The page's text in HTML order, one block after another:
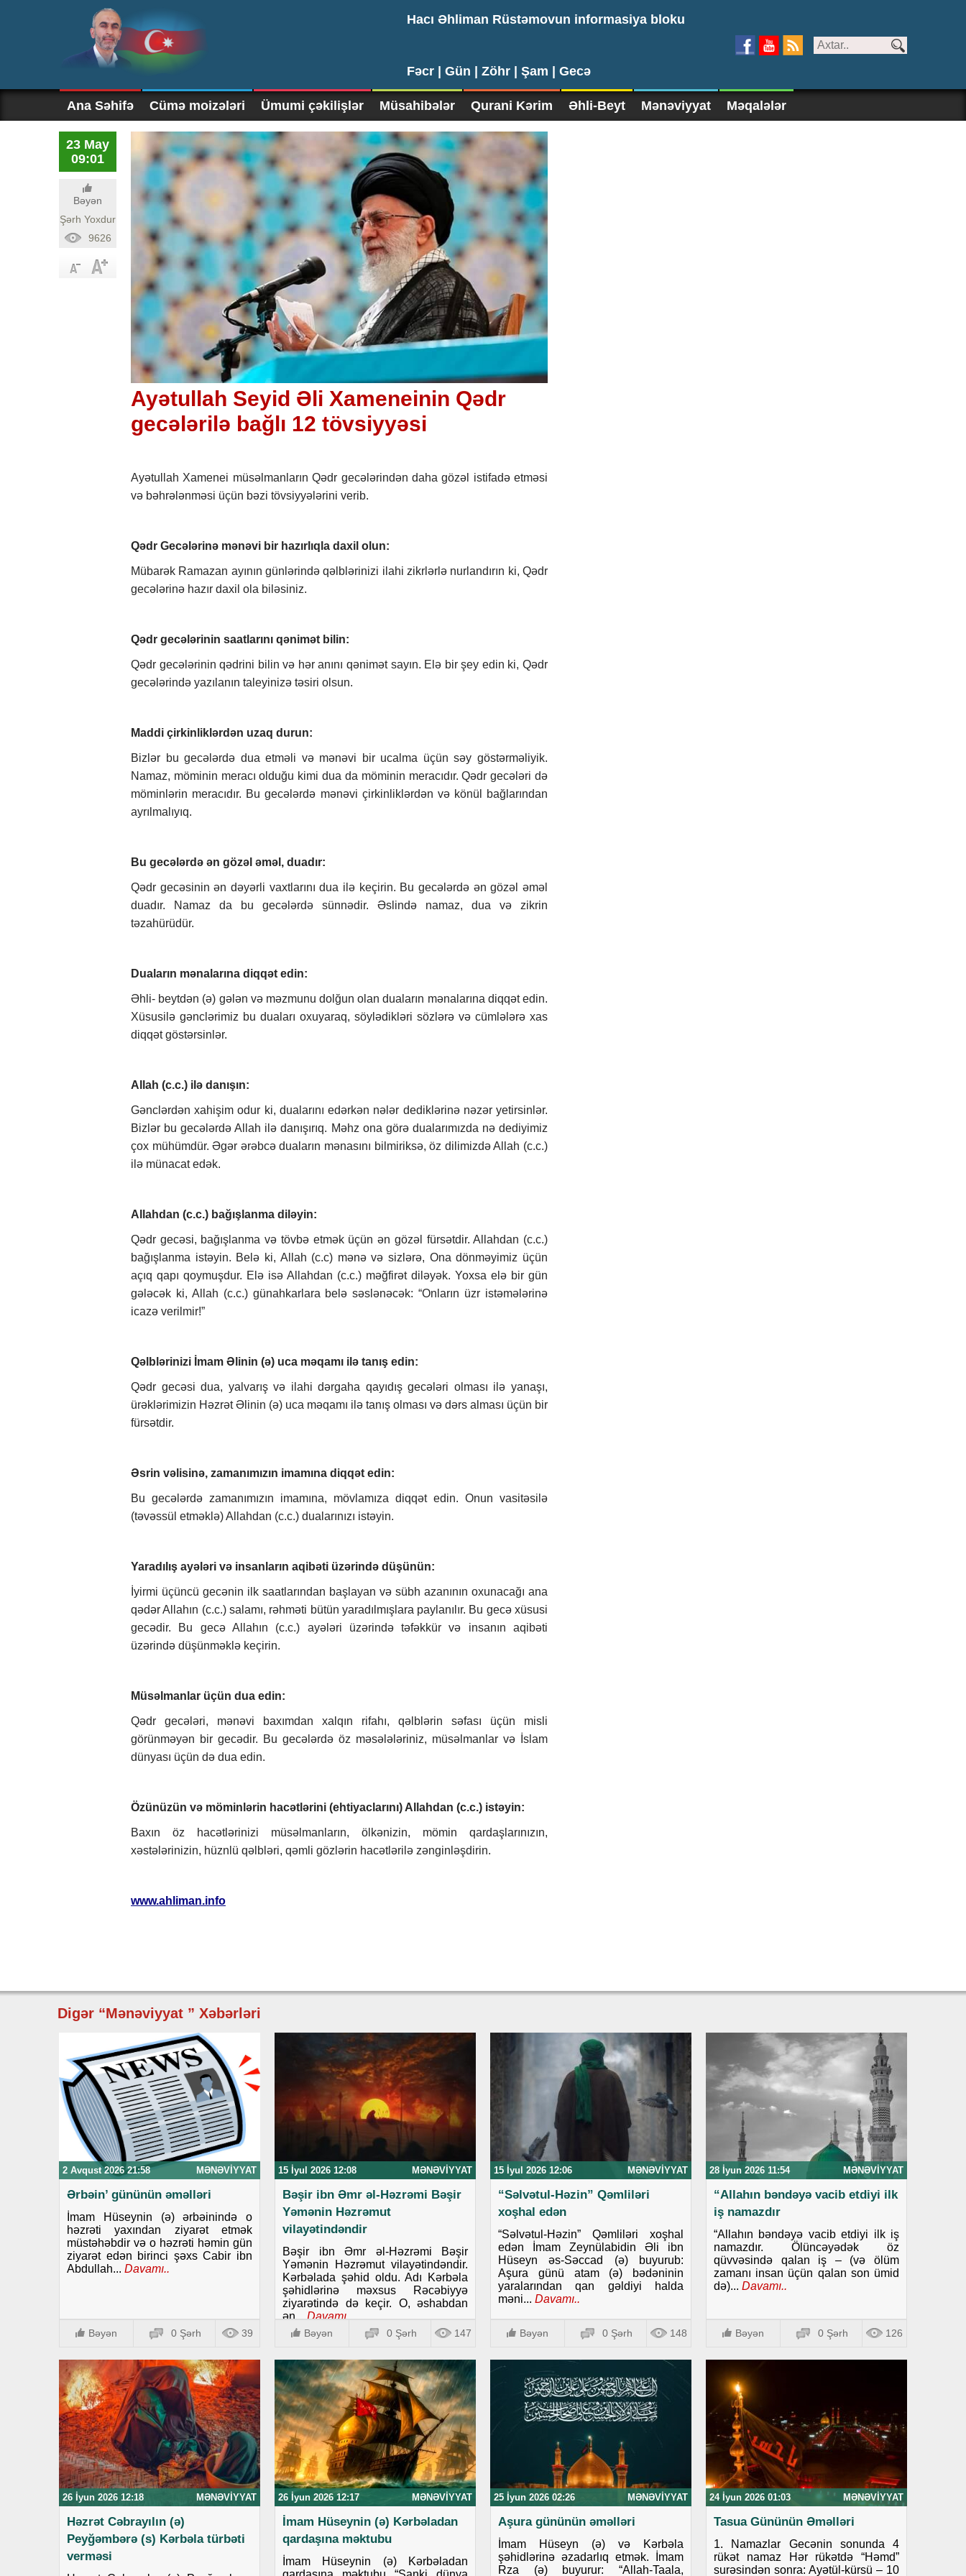
Hacı Əhliman Rüstəmovun informasiya bloku
Fəcr | Gün | Zöhr | Şam | Gecə
Ana Səhifə Cümə moizələri Ümumi çəkilişlər Müsahibələr Qurani Kərim Əhli-Beyt Mənəviyyat Məqalələr
23 May
09:01
Bəyən
Şərh Yoxdur
9626
Ayətullah Seyid Əli Xameneinin Qədr
gecələrilə bağlı 12 tövsiyyəsi
Ayətullah Xamenei müsəlmanların Qədr gecələrindən daha gözəl istifadə etməsi
və bəhrələnməsi üçün bəzi tövsiyyələrini verib.
Qədr Gecələrinə mənəvi bir hazırlıqla daxil olun:
Mübarək Ramazan ayının günlərində qəlblərinizi ilahi zikrlərlə nurlandırın ki, Qədr
gecələrinə hazır daxil ola biləsiniz.
Qədr gecələrinin saatlarını qənimət bilin:
Qədr gecələrinin qədrini bilin və hər anını qənimət sayın. Elə bir şey edin ki, Qədr
gecələrində yazılanın taleyinizə təsiri olsun.
Maddi çirkinliklərdən uzaq durun:
Bizlər bu gecələrdə dua etməli və mənəvi bir ucalma üçün səy göstərməliyik.
Namaz, möminin meracı olduğu kimi dua da möminin meracıdır. Qədr gecələri də
möminlərin meracıdır. Bu gecələrdə mənəvi çirkinliklərdən və könül bağlarından
ayrılmalıyıq.
Bu gecələrdə ən gözəl əməl, duadır:
Qədr gecəsinin ən dəyərli vaxtlarını dua ilə keçirin. Bu gecələrdə ən gözəl əməl
duadır. Namaz da bu gecələrdə sünnədir. Əslində namaz, dua və zikrin
təzahürüdür.
Duaların mənalarına diqqət edin:
Əhli- beytdən (ə) gələn və məzmunu dolğun olan duaların mənalarına diqqət edin.
Xüsusilə gənclərimiz bu duaları oxuyaraq, söylədikləri sözlərə və cümlələrə xas
diqqət göstərsinlər.
Allah (c.c.) ilə danışın:
Gənclərdən xahişim odur ki, dualarını edərkən nələr dediklərinə nəzər yetirsinlər.
Bizlər bu gecələrdə Allah ilə danışırıq. Məhz ona görə dualarımızda nə dediyimiz
çox mühümdür. Əgər ərəbcə duaların mənasını bilmiriksə, öz dilimizdə Allah (c.c.)
ilə münacat edək.
Allahdan (c.c.) bağışlanma diləyin:
Qədr gecəsi, bağışlanma və tövbə etmək üçün ən gözəl fürsətdir. Allahdan (c.c.)
bağışlanma istəyin. Belə ki, Allah (c.c) mənə və sizlərə, Ona dönməyimiz üçün
açıq qapı qoymuşdur. Elə isə Allahdan (c.c.) məğfirət diləyək. Yoxsa elə bir gün
gələcək ki, Allah (c.c.) günahkarlara belə səslənəcək: “Onların üzr istəmələrinə
icazə verilmir!”
Qəlblərinizi İmam Əlinin (ə) uca məqamı ilə tanış edin:
Qədr gecəsi dua, yalvarış və ilahi dərgaha qayıdış gecələri olması ilə yanaşı,
ürəklərimizin Həzrət Əlinin (ə) uca məqamı ilə tanış olması və dərs alması üçün bir
fürsətdir.
Əsrin vəlisinə, zamanımızın imamına diqqət edin:
Bu gecələrdə zamanımızın imamına, mövlamıza diqqət edin. Onun vasitəsilə
(təvəssül etməklə) Allahdan (c.c.) dualarınızı istəyin.
Yaradılış ayələri və insanların aqibəti üzərində düşünün:
İyirmi üçüncü gecənin ilk saatlarından başlayan və sübh azanının oxunacağı ana
qədər Allahın (c.c.) salamı, rəhməti bütün yaradılmışlara paylanılır. Bu gecə xüsusi
gecədir. Bu gecə Allahın (c.c.) ayələri üzərində təfəkkür və insanın aqibəti
üzərində düşünməklə keçirin.
Müsəlmanlar üçün dua edin:
Qədr gecələri, mənəvi baxımdan xalqın rifahı, qəlblərin səfası üçün misli
görünməyən bir gecədir. Bu gecələrdə öz məsələləriniz, müsəlmanlar və İslam
dünyası üçün də dua edin.
Özünüzün və möminlərin hacətlərini (ehtiyaclarını) Allahdan (c.c.) istəyin:
Baxın öz hacətlərinizi müsəlmanların, ölkənizin, mömin qardaşlarınızın,
xəstələrinizin, hüznlü qəlbləri, qəmli gözlərin hacətlərilə zənginləşdirin.
www.ahliman.info
Digər “Mənəviyyat ” Xəbərləri
2 Avqust 2026 21:58 MƏNƏVIYYAT
Ərbəin’ gününün əməlləri
İmam Hüseynin (ə) ərbəinində o
həzrəti yaxından ziyarət etmək
müstəhəbdir və o həzrəti həmin gün
ziyarət edən birinci şəxs Cabir ibn
Abdullah... Davamı..
Bəyən 0 Şərh 39
15 İyul 2026 12:08 MƏNƏVIYYAT
Bəşir ibn Əmr əl-Həzrəmi Bəşir
Yəmənin Həzrəmut
vilayətindəndir
Bəşir ibn Əmr əl-Həzrəmi Bəşir
Yəmənin Həzrəmut vilayətindəndir.
Kərbəlada şəhid oldu. Adı Kərbəla
şəhidlərinə məxsus Rəcəbiyyə
ziyarətində də keçir. O, əshabdan
ən...Davamı..
Bəyən 0 Şərh 147
15 İyul 2026 12:06 MƏNƏVIYYAT
“Səlvətul-Həzin” Qəmliləri
xoşhal edən
“Səlvətul-Həzin” Qəmliləri xoşhal
edən İmam Zeynülabidin Əli ibn
Hüseyn əs-Səccad (ə) buyurub:
Aşura günü atam (ə) bədəninin
yaralarından qan gəldiyi halda
məni... Davamı..
Bəyən 0 Şərh 148
28 İyun 2026 11:54 MƏNƏVIYYAT
“Allahın bəndəyə vacib etdiyi ilk
iş namazdır
“Allahın bəndəyə vacib etdiyi ilk iş
namazdır. Ölüncəyədək öz
qüvvəsində qalan iş – (və ölüm
zamanı insan üçün qalan son ümid
də)... Davamı..
Bəyən 0 Şərh 126
26 İyun 2026 12:18 MƏNƏVIYYAT
Həzrət Cəbrayılın (ə)
Peyğəmbərə (s) Kərbəla türbəti
verməsi
26 İyun 2026 12:17 MƏNƏVIYYAT
İmam Hüseynin (ə) Kərbəladan
qardaşına məktubu
İmam Hüseynin (ə) Kərbəladan
25 İyun 2026 02:26 MƏNƏVIYYAT
Aşura gününün əməlləri
İmam Hüseyn (ə) və Kərbəla
şəhidlərinə əzadarlıq etmək. İmam
Rza (ə) buyurur: “Allah-Taala,
24 İyun 2026 01:03 MƏNƏVIYYAT
Tasua Gününün Əməlləri
1. Namazlar Gecənin sonunda 4
rükət namaz Hər rükətdə “Həmd”
surəsindən sonra: Ayətül-kürsü – 10